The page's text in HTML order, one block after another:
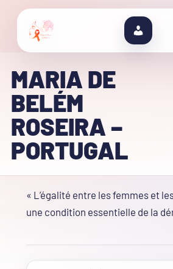
MARIA DE
BELÉM
ROSEIRA –
PORTUGAL
« L’égalité entre les femmes et
une condition essentielle de la